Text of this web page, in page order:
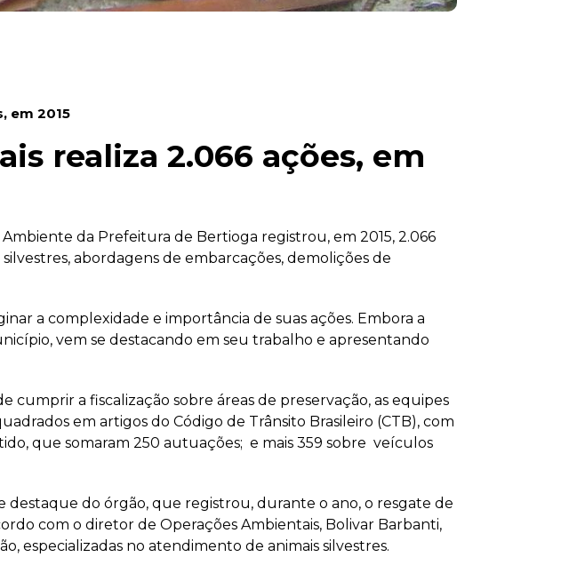
em 2015
realiza 2.066 ações, em
da Prefeitura de Bertioga registrou, em 2015, 2.066
abordagens de embarcações, demolições de
a complexidade e importância de suas ações. Embora a
vem se destacando em seu trabalho e apresentando
cumprir a fiscalização sobre áreas de preservação, as equipes
em artigos do Código de Trânsito Brasileiro (CTB), com
que somaram 250 autuações; e mais 359 sobre veículos
destaque do órgão, que registrou, durante o ano, o resgate de
com o diretor de Operações Ambientais, Bolivar Barbanti,
especializadas no atendimento de animais silvestres.